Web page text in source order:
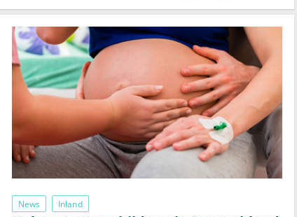
News Inland